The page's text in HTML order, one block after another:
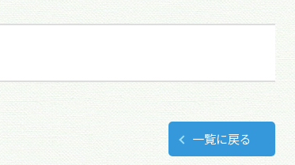
一覧に戻る